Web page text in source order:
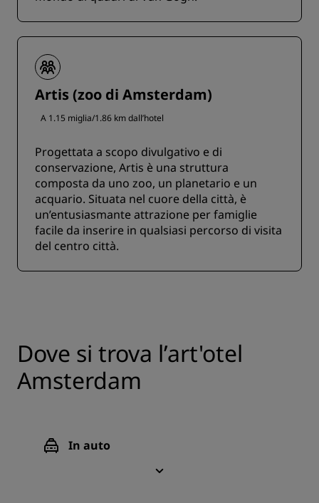
Artis (zoo di Amsterdam)
A 1.15 miglia/1.86 km dall’hotel
Progettata a scopo divulgativo e di
conservazione, Artis è una struttura
composta da uno zoo, un planetario e un
acquario. Situata nel cuore della città, è
un’entusiasmante attrazione per famiglie
facile da inserire in qualsiasi percorso di visita
del centro città.
Dove si trova l’art'otel
Amsterdam
In auto